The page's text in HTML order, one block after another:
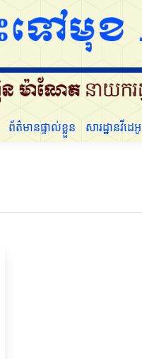
ព័ត៌មានផ្ទាល់ខ្លួន សារដ្ឋានវីដេអូ
ដើម្បីប្រជាជន ព័ត៌មានផ្ទាល់ខ្លួន